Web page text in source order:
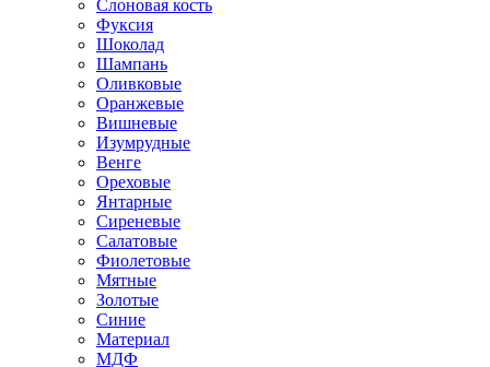
Слоновая кость
Фуксия
Шоколад
Шампань
Оливковые
Оранжевые
Вишневые
Изумрудные
Венге
Ореховые
Янтарные
Сиреневые
Салатовые
Фиолетовые
Мятные
Золотые
Синие
Материал
МДФ